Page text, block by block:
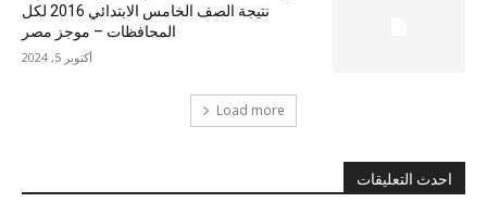
نتيجة الصف الخامس الابتدائي 2016 لكل
المحافظات – موجز مصر
أكتوبر 5, 2024
Load more
احدث التعليقات